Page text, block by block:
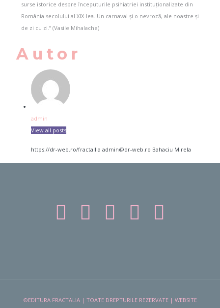
surse istorice despre începuturile psihiatriei instituționalizate din
România secolului al XIX-lea. Un carnaval și o nevroză, ale noastre și
de zi cu zi.” (Vasile Mihalache)
Autor
admin
View all posts
https://dr-web.ro/fractallia admin@dr-web.ro Bahaciu Mirela
©EDITURA FRACTALIA | TOATE DREPTURILE REZERVATE | WEBSITE